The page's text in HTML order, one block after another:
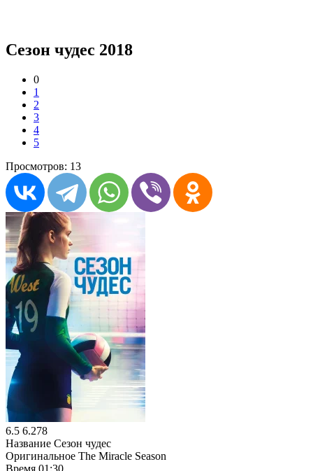
Сезон чудес 2018
0
1
2
3
4
5
Просмотров: 13
6.5 6.278
Название Сезон чудес
Оригинальное The Miracle Season
Время 01:30